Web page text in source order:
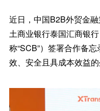
近日，中国B2B外贸金
土商业银行泰国汇商银
称“SCB”）签署合作备
效、安全且具成本效益的